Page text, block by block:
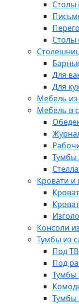
Столы
Столы
Для
Для
Мебель из
Мебель в
Тумбы
Кровати и
Консоли
Тумбы из
Под ТВ
Под
Тумбы
Тумбы